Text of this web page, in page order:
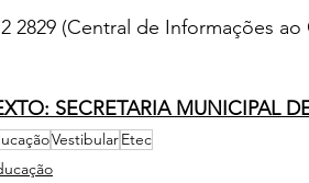
2829 (Central de Informações ao
SECRETARIA MUNICIPAL
VestibularEtec